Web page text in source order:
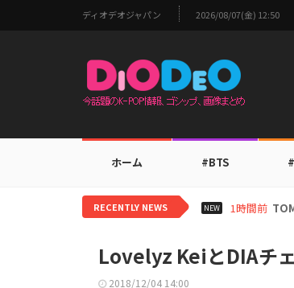
ディオデオジャパン 2026/08/07(金) 12:50
ホーム #BTS
RECENTLY NEWS NEW 20時間前
Lovelyz KeiとDIAチ
2018/12/04 14:00